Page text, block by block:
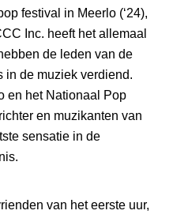
festival in Meerlo (‘24),
Inc. heeft het allemaal
de leden van de
in de muziek verdiend.
en het Nationaal Pop
en muzikanten van
sensatie in de
van het eerste uur,